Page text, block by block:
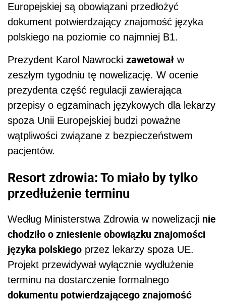
Europejskiej są obowiązani przedłożyć
dokument potwierdzający znajomość języka
polskiego na poziomie co najmniej B1.
Prezydent Karol Nawrocki zawetował w
zeszłym tygodniu tę nowelizację. W ocenie
prezydenta część regulacji zawierająca
przepisy o egzaminach językowych dla lekarzy
spoza Unii Europejskiej budzi poważne
wątpliwości związane z bezpieczeństwem
pacjentów.
Resort zdrowia: To miało by tylko
przedłużenie terminu
Według Ministerstwa Zdrowia w nowelizacji nie
chodziło o zniesienie obowiązku znajomości
języka polskiego przez lekarzy spoza UE.
Projekt przewidywał wyłącznie wydłużenie
terminu na dostarczenie formalnego
dokumentu potwierdzającego znajomość